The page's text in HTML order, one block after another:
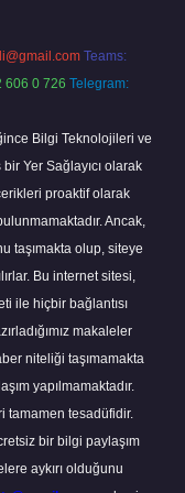
Teams:
606 0 726 Telegram:
Bilgi Teknolojileri ve
Yer Sağlayıcı olarak
proaktif olarak
Ancak,
taşımakta olup, siteye
Bu internet sitesi,
ile hiçbir bağlantısı
makaleler
niteliği taşımamakta
yapılmamaktadır.
tamamen tesadüfidir.
bir bilgi paylaşım
aykırı olduğunu